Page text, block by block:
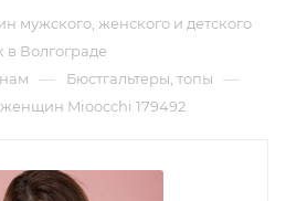
мужского, женского и детского
в Волгограде
— Бюстгальтеры, топы —
Mioocchi 179492